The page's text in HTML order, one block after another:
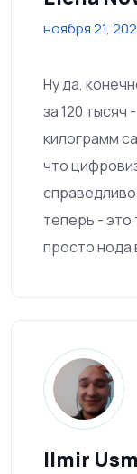
ноября 21,
Ну да,
за 120 тысяч
килограмм
что
теперь - это
просто нода
Ilmir